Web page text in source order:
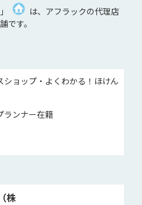
は、アフラックの代理店
です。
ショップ・よくわかる！ほけん
ランナー在籍
株